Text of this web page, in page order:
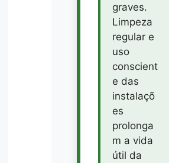
graves.
Limpeza
regular e
uso
conscient
e das
instalaçõ
es
prolonga
m a vida
útil da